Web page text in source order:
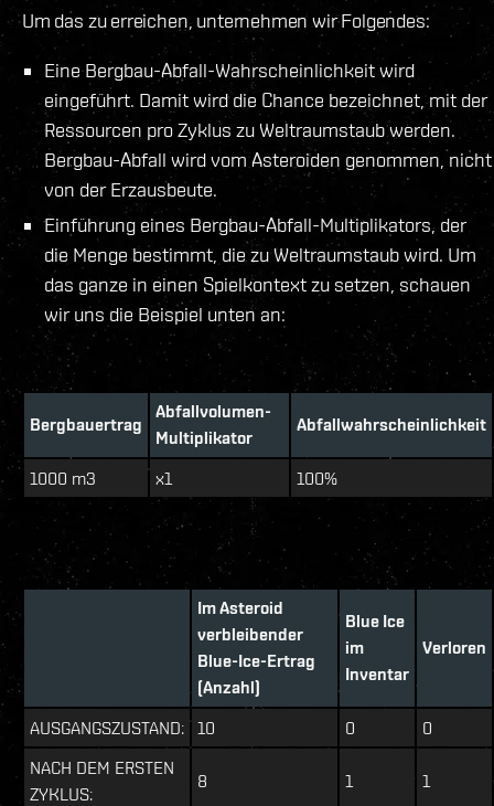
Um das zu erreichen, unternehmen wir Folgendes:
Eine Bergbau-Abfall-Wahrscheinlichkeit wird
eingeführt. Damit wird die Chance bezeichnet, mit der
Ressourcen pro Zyklus zu Weltraumstaub werden.
Bergbau-Abfall wird vom Asteroiden genommen, nicht
von der Erzausbeute.
Einführung eines Bergbau-Abfall-Multiplikators, der
die Menge bestimmt, die zu Weltraumstaub wird. Um
das ganze in einen Spielkontext zu setzen, schauen
wir uns die Beispiel unten an:
Bergbauertrag
Abfallvolumen-
Multiplikator
Abfallwahrscheinlichkeit
1000 m3 x1 100%
Im Asteroid
verbleibender
Blue-Ice-Ertrag
(Anzahl)
Blue Ice
im
Inventar
Verloren
AUSGANGSZUSTAND: 10 0
0
NACH DEM ERSTEN
ZYKLUS:
8 1 1